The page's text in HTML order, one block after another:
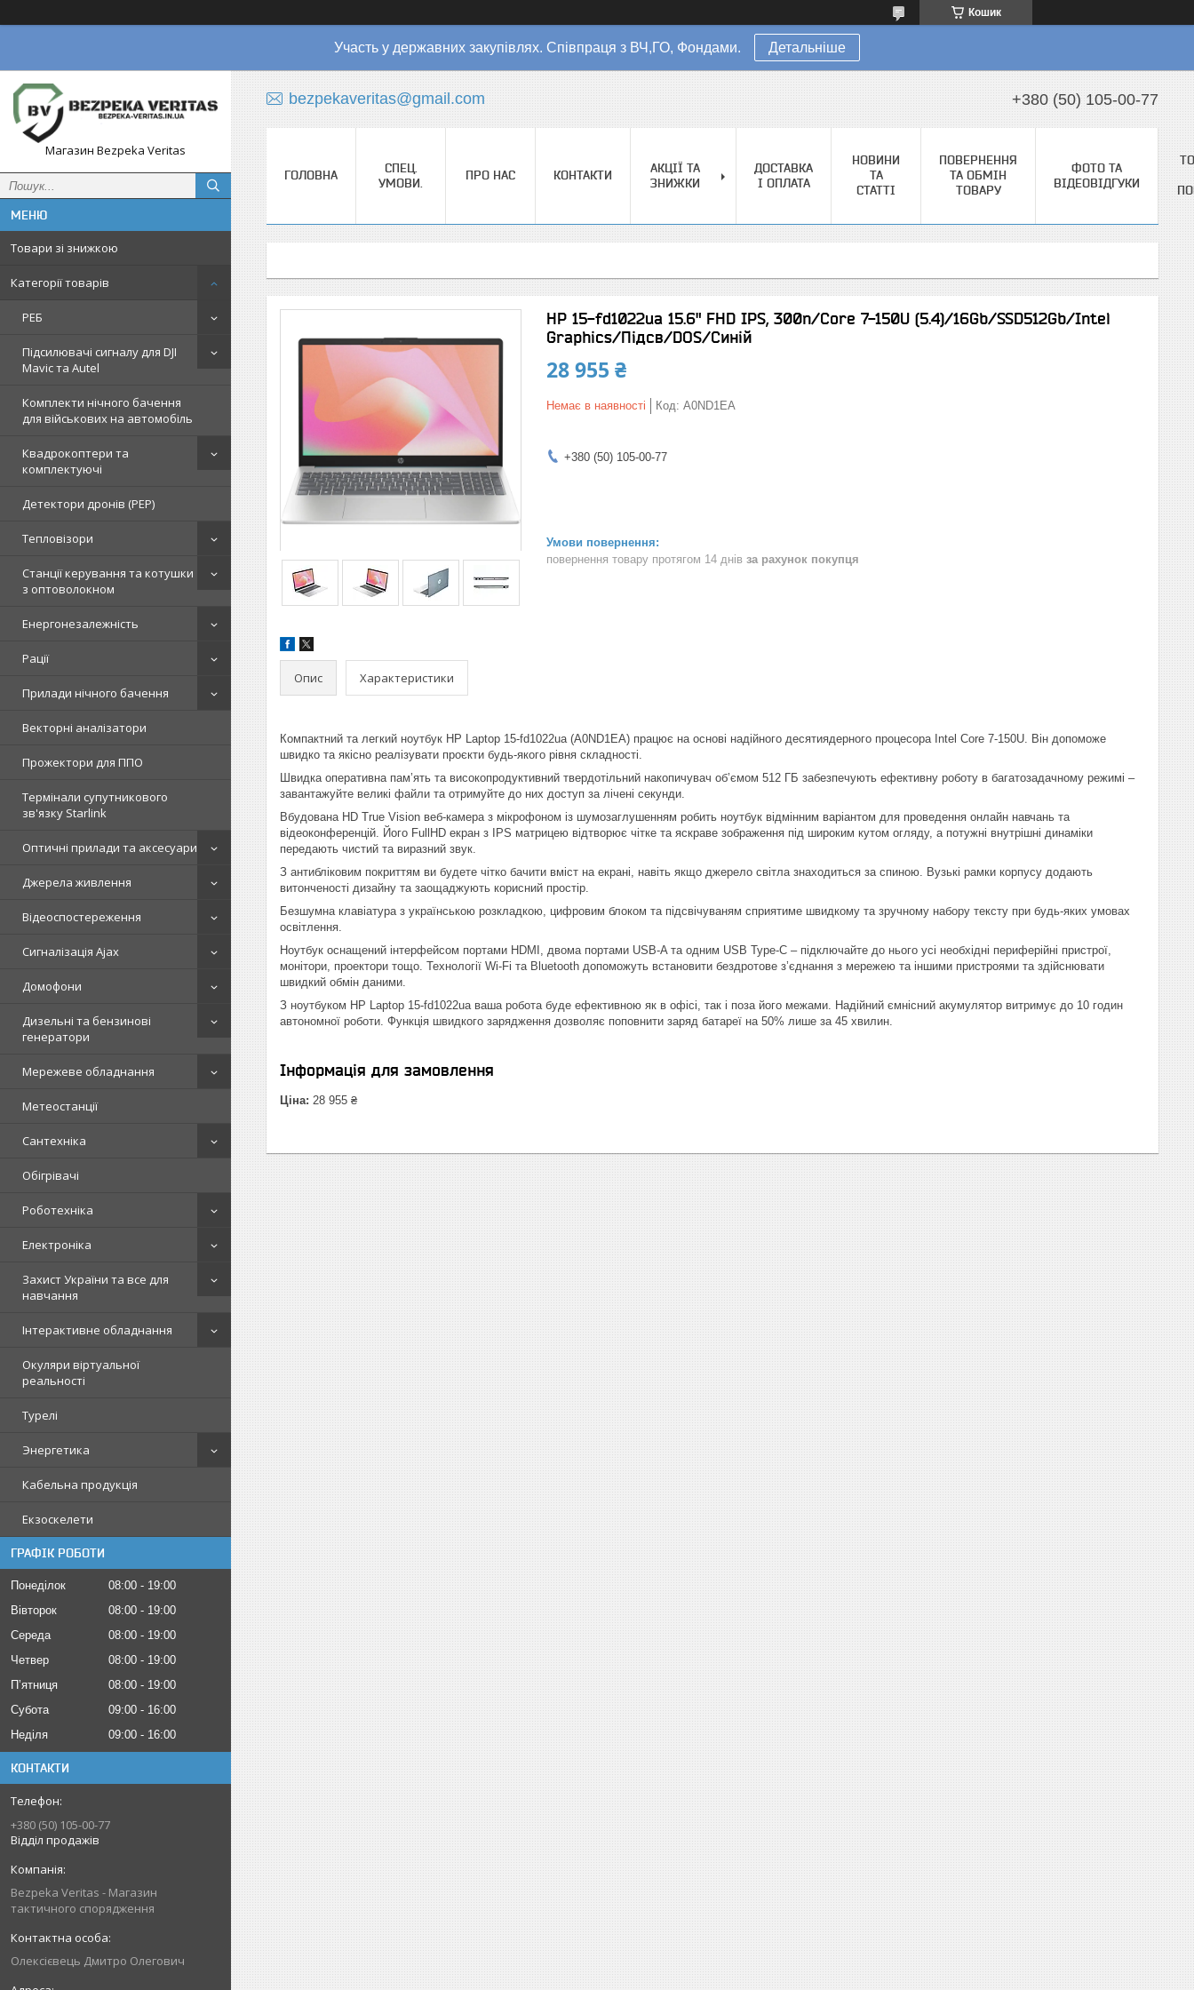
Кошик
Участь у державних закупівлях. Співпраця з ВЧ,ГО, Фондами. Детальніше
Магазин Bezpeka Veritas
Товари зі знижкою
Категорії товарів
РЕБ
Підсилювачі сигналу для DJI
Mavic та Autel
Комплекти нічного бачення
для військових на автомобіль
Квадрокоптери та
комплектуючі
Детектори дронів (РЕР)
Тепловізори
Станції керування та котушки
з оптоволокном
Енергонезалежність
Рації
Прилади нічного бачення
Векторні аналізатори
Прожектори для ППО
Термінали супутникового
зв'язку Starlink
Оптичні прилади та аксесуари
Джерела живлення
Відеоспостереження
Сигналізація Ajax
Домофони
Дизельні та бензинові
генератори
Мережеве обладнання
Метеостанції
Сантехніка
Обігрівачі
Роботехніка
Електроніка
Захист України та все для
навчання
Інтерактивне обладнання
Окуляри віртуальної
реальності
Турелі
Энергетика
Кабельна продукція
Екзоскелети
ГРАФІК РОБОТИ
Понеділок 08:00
19:00
Вівторок
08:00
19:00
Середа
08:00
19:00
Четвер
08:00
19:00
Пʼятниця
08:00
19:00
Субота
09:00
16:00
Неділя
09:00 16:00
КОНТАКТИ
+380 (50) 105-00-77
Відділ продажів
Bezpeka Veritas - Магазин
тактичного спорядження
Олексієвець Дмитро Олегович
bezpekaveritas@gmail.com +380 (50) 105-00-77
ГОЛОВНА
СПЕЦ.
УМОВИ.
ПРО НАС КОНТАКТИ
АКЦІЇ ТА
ЗНИЖКИ
ДОСТАВКА
І ОПЛАТА
НОВИНИ
ТА
СТАТТІ
ПОВЕРНЕННЯ
ТА ОБМІН
ТОВАРУ
ФОТО ТА
ВІДЕОВІДГУКИ
HP 15-fd1022ua 15.6" FHD IPS, 300n/Core 7-150U (5.4)/16Gb/SSD512Gb/Intel
Graphics/Підсв/DOS/Синій
28 955 ₴
Немає в наявності Код: A0ND1EA
+380 (50) 105-00-77
повернення товару протягом 14 днів за рахунок покупця
Опис Характеристики
Компактний та легкий ноутбук HP Laptop 15-fd1022ua (A0ND1EA) працює на основі надійного десятиядерного процесора Intel Core 7-150U. Він допоможе
швидко та якісно реалізувати проєкти будь-якого рівня складності.
Швидка оперативна пам’ять та високопродуктивний твердотільний накопичувач об’ємом 512 ГБ забезпечують ефективну роботу в багатозадачному режимі –
завантажуйте великі файли та отримуйте до них доступ за лічені секунди.
Вбудована HD True Vision веб-камера з мікрофоном із шумозаглушенням робить ноутбук відмінним варіантом для проведення онлайн навчань та
відеоконференцій. Його FullHD екран з IPS матрицею відтворює чітке та яскраве зображення під широким кутом огляду, а потужні внутрішні динаміки
передають чистий та виразний звук.
З антибліковим покриттям ви будете чітко бачити вміст на екрані, навіть якщо джерело світла знаходиться за спиною. Вузькі рамки корпусу додають
витонченості дизайну та заощаджують корисний простір.
Безшумна клавіатура з українською розкладкою, цифровим блоком та підсвічуваням сприятиме швидкому та зручному набору тексту при будь-яких умовах
освітлення.
Ноутбук оснащений інтерфейсом портами HDMI, двома портами USB-A та одним USB Type-C – підключайте до нього усі необхідні периферійні пристрої,
монітори, проектори тощо. Технології Wi-Fi та Bluetooth допоможуть встановити бездротове з’єднання з мережею та іншими пристроями та здійснювати
швидкий обмін даними.
З ноутбуком HP Laptop 15-fd1022ua ваша робота буде ефективною як в офісі, так і поза його межами. Надійний ємнісний акумулятор витримує до 10 годин
автономної роботи. Функція швидкого зарядження дозволяє поповнити заряд батареї на 50% лише за 45 хвилин.
Інформація для замовлення
Ціна: 28 955 ₴